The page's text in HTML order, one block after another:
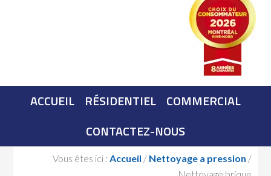
ACCUEIL RÉSIDENTIEL COMMERCIAL
CONTACTEZ-NOUS
Vous êtes ici : Accueil / Nettoyage a pression /